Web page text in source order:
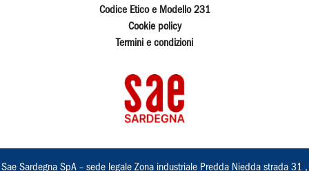
Codice Etico e Modello 231
Cookie policy
Termini e condizioni
Sae Sardegna SpA – sede legale Zona industriale Predda Niedda strada 31 ,